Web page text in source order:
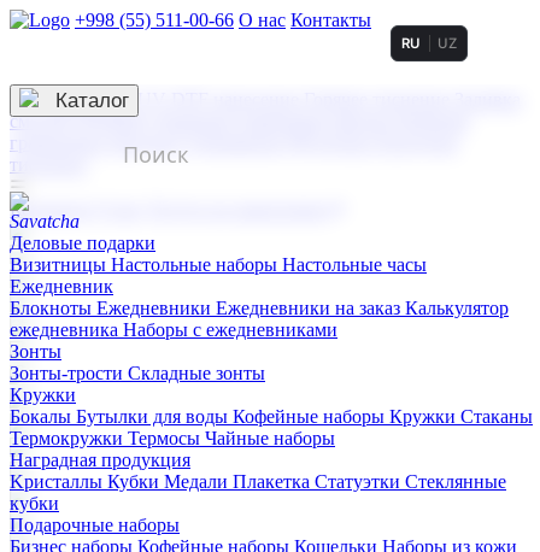
+998 (55) 511-00-66 О нас Контакты
3D гравировка
смолой (Doming)
гравировка твердая
тиснение
RU UZ
☰
Контакты
Каталог
Деловые подарки
Визитницы Настольные наборы Настольные часы
Ежедневник
Блокноты Ежедневники Ежедневники на заказ Калькулятор
ежедневника Наборы с ежедневниками
Зонты
Зонты-трости Складные зонты
Кружки
Бокалы Бутылки для воды Кофейные наборы Кружки Стаканы
Термокружки Термосы Чайные наборы
Наградная продукция
Kристаллы Кубки Медали Плакетка Статуэтки Стеклянные
кубки
Подарочные наборы
Бизнес наборы Кофейные наборы Кошельки Наборы из кожи